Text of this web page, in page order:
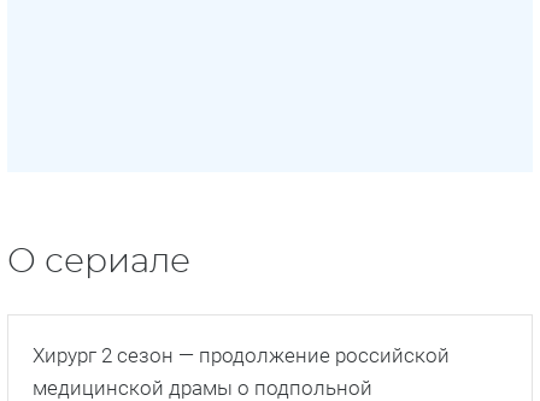
О сериале
Хирург 2 сезон — продолжение российской
медицинской драмы о подпольной